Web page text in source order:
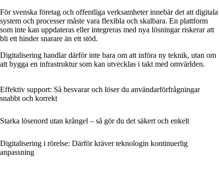
För svenska företag och offentliga verksamheter innebär det att digitala
system och processer måste vara flexibla och skalbara. En plattform
som inte kan uppdateras eller integreras med nya lösningar riskerar att
bli ett hinder snarare än ett stöd.
Digitalisering handlar därför inte bara om att införa ny teknik, utan om
att bygga en infrastruktur som kan utvecklas i takt med omvärlden.
Effektiv support: Så besvarar och löser du användarförfrågningar
snabbt och korrekt
Starka lösenord utan krångel – så gör du det säkert och enkelt
Digitalisering i rörelse: Därför kräver teknologin kontinuerlig
anpassning